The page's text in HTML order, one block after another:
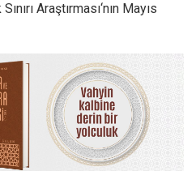
Araştırması‘nın Mayıs